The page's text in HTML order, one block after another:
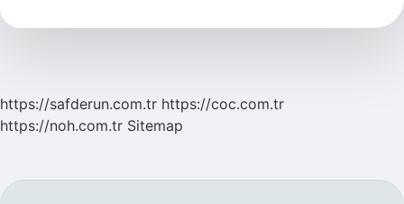
Yapılır
https://safderun.com.tr https://coc.com.tr
https://noh.com.tr Sitemap